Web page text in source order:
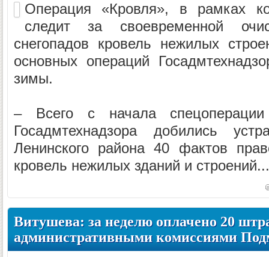
Операция «Кровля», в рамках
следит за своевременной
снегопадов кровель нежилых
основных операций
зимы.
– Всего с начала спецоперации
Госадмтехнадзора добились
Ленинского района 40 фактов
кровель нежилых зданий и строений...
Витушева: за неделю оплачено 20
административными комиссиями